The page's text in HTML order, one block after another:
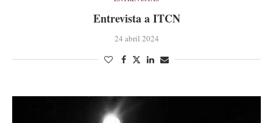
Entrevista a ITCN
24 abril 2024